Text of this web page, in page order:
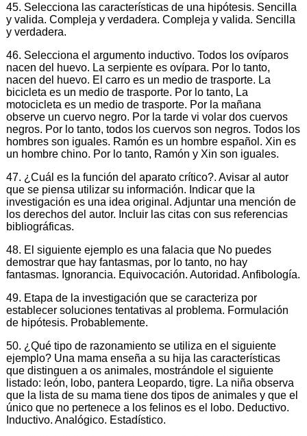
45. Selecciona las características de una hipótesis. Sencilla
y valida. Compleja y verdadera. Compleja y valida. Sencilla
y verdadera.
46. Selecciona el argumento inductivo. Todos los ovíparos
nacen del huevo. La serpiente es ovípara. Por lo tanto,
nacen del huevo. El carro es un medio de trasporte. La
bicicleta es un medio de trasporte. Por lo tanto, La
motocicleta es un medio de trasporte. Por la mañana
observe un cuervo negro. Por la tarde vi volar dos cuervos
negros. Por lo tanto, todos los cuervos son negros. Todos los
hombres son iguales. Ramón es un hombre español. Xin es
un hombre chino. Por lo tanto, Ramón y Xin son iguales.
47. ¿Cuál es la función del aparato crítico?. Avisar al autor
que se piensa utilizar su información. Indicar que la
investigación es una idea original. Adjuntar una mención de
los derechos del autor. Incluir las citas con sus referencias
bibliográficas.
48. El siguiente ejemplo es una falacia que No puedes
demostrar que hay fantasmas, por lo tanto, no hay
fantasmas. Ignorancia. Equivocación. Autoridad. Anfibología.
49. Etapa de la investigación que se caracteriza por
establecer soluciones tentativas al problema. Formulación
de hipótesis. Probablemente.
50. ¿Qué tipo de razonamiento se utiliza en el siguiente
ejemplo? Una mama enseña a su hija las características
que distinguen a os animales, mostrándole el siguiente
listado: león, lobo, pantera Leopardo, tigre. La niña observa
que la lista de su mama tiene dos tipos de animales y que el
único que no pertenece a los felinos es el lobo. Deductivo.
Inductivo. Analógico. Estadístico.